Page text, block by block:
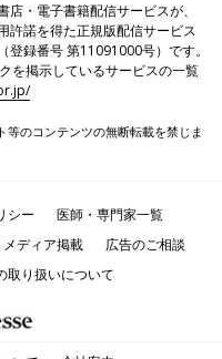
・電子書籍配信サービスが、
許諾を得た正規版配信サービス
登録番号 第11091000号）です。
を掲示しているサービスの一覧
のコンテンツの無断転載を禁じま
シー
医師・専門家一覧
ディア掲載
広告のご相談
取り扱いについて